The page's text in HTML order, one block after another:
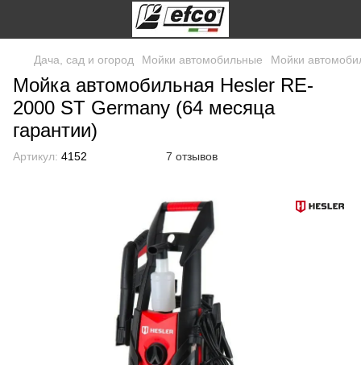
Дача, сад и огород Мойки автомобильные Мойки
Мойка автомобильная Hesler RE-
2000 ST Germany (64 месяца
гарантии)
Артикул: 4152 7 отзывов